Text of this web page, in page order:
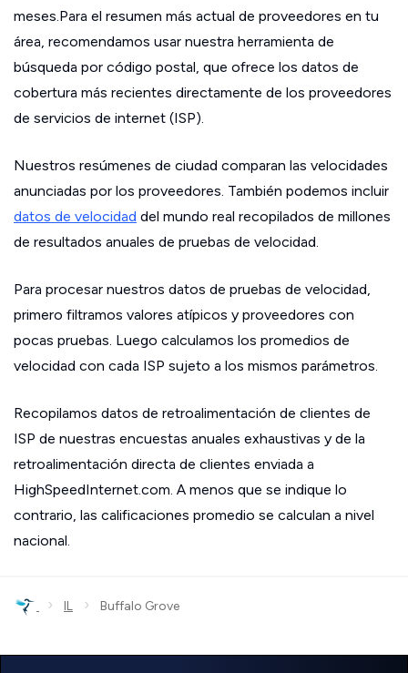
meses.Para el resumen más actual de proveedores en tu
área, recomendamos usar nuestra herramienta de
búsqueda por código postal, que ofrece los datos de
cobertura más recientes directamente de los proveedores
de servicios de internet (ISP).
Nuestros resúmenes de ciudad comparan las velocidades
anunciadas por los proveedores. También podemos incluir
datos de velocidad del mundo real recopilados de millones
de resultados anuales de pruebas de velocidad.
Para procesar nuestros datos de pruebas de velocidad,
primero filtramos valores atípicos y proveedores con
pocas pruebas. Luego calculamos los promedios de
velocidad con cada ISP sujeto a los mismos parámetros.
Recopilamos datos de retroalimentación de clientes de
ISP de nuestras encuestas anuales exhaustivas y de la
retroalimentación directa de clientes enviada a
HighSpeedInternet.com. A menos que se indique lo
contrario, las calificaciones promedio se calculan a nivel
nacional.
› IL › Buffalo Grove